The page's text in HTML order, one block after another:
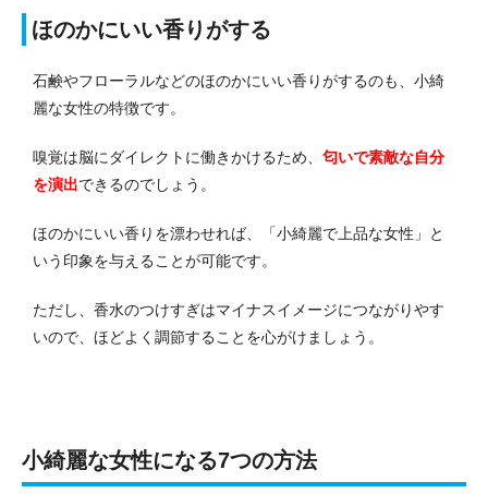
ほのかにいい香りがする
石鹸やフローラルなどのほのかにいい香りがするのも、小綺
麗な女性の特徴です。
嗅覚は脳にダイレクトに働きかけるため、 匂いで素敵な自分
を演出できるのでしょう。
ほのかにいい香りを漂わせれば、「小綺麗で上品な女性」と
いう印象を与えることが可能です。
ただし、香水のつけすぎはマイナスイメージにつながりやす
いので、ほどよく調節することを心がけましょう。
小綺麗な女性になる7つの方法